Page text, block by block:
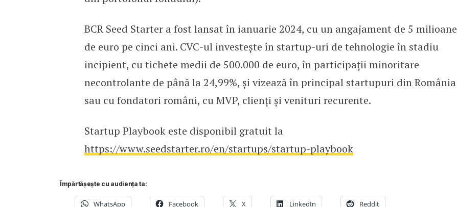
BCR Seed Starter a fost lansat în ianuarie 2024, cu un angajament de 5 milioane
de euro pe cinci ani. CVC-ul investește în startup-uri de tehnologie în stadiu
incipient, cu tichete medii de 500.000 de euro, în participații minoritare
necontrolante de până la 24,99%, și vizează în principal startupuri din România
sau cu fondatori români, cu MVP, clienți și venituri recurente.
Startup Playbook este disponibil gratuit la
https://www.seedstarter.ro/en/startups/startup-playbook
Împărtășește cu audiența ta:
WhatsApp Facebook X LinkedIn Reddit